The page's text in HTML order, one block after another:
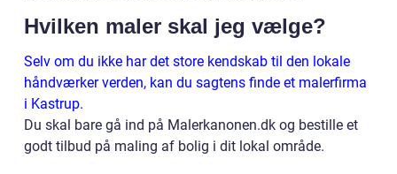
Hvilken maler skal jeg vælge?
Selv om du ikke har det store kendskab til den lokale
håndværker verden, kan du sagtens finde et malerfirma
i Kastrup.
Du skal bare gå ind på Malerkanonen.dk og bestille et
godt tilbud på maling af bolig i dit lokal område.